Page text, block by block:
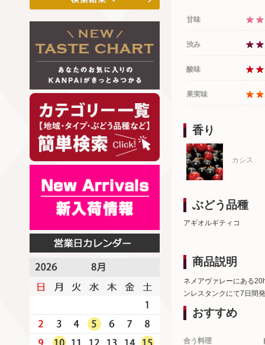
甘味
渋み
酸味
果実味
香り
カシス
ぶどう品種
アギオルギティコ
商品説明
ネメアヴァレーにある
ンレスタンクにて7日間
おすすめ
合う料理